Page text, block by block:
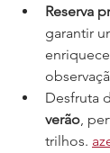
Reserva
garantir
Desfruta
verão,
trilhos.